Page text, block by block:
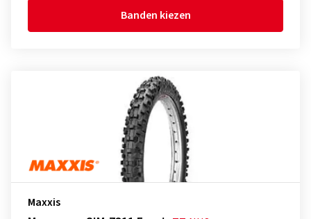
Banden kiezen
Maxxis